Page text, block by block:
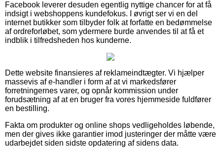
Facebook leverer desuden egentlig nyttige chancer for at få
indsigt i webshoppens kundefokus. I øvrigt ser vi en del
internet butikker som tilbyder folk at forfatte en bedømmelse
af ordreforløbet, som ydermere burde anvendes til at få et
indblik i tilfredsheden hos kunderne.
Dette website finansieres af reklameindtægter. Vi hjælper
massevis af e-handler i form af at vi markedsfører
forretningernes varer, og opnår kommission under
forudsætning af at en bruger fra vores hjemmeside fuldfører
en bestilling.
Fakta om produkter og online shops vedligeholdes løbende,
men der gives ikke garantier imod justeringer der måtte være
udarbejdet siden sidste opdatering af sidens data.